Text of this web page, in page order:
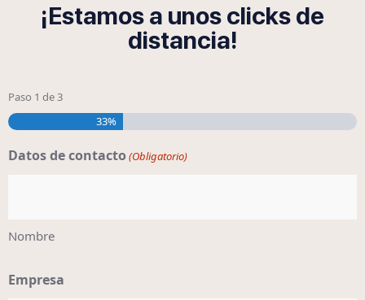
¡Estamos a unos clicks de
distancia!
Paso 1 de3
33%
Datos de contacto (Obligatorio)
Nombre
Empresa